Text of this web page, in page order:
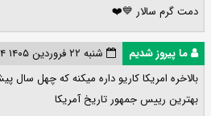
دمت گرم سالار 💙❤️
ما پیروز شدیم
شنبه ۲۲ فروردین ۱۴۰۵ ۱۸:۱۵:۲۴
بالاخره امریکا کاریو داره میکنه که چهل سال
بهترین رییس جمهور تاریخ آمریکا